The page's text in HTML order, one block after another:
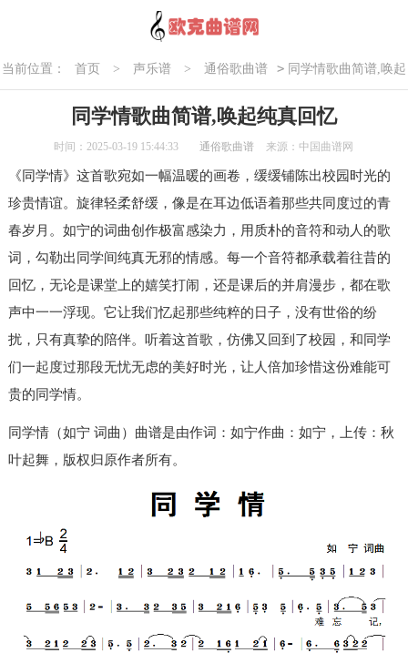
当前位置： 首页 > 声乐谱 > 通俗歌曲谱 > 同学情歌曲简谱,唤起
同学情歌曲简谱,唤起纯真回忆
时间：2025-03-19 15:44:33 通俗歌曲谱 来源：中国曲谱网
《同学情》这首歌宛如一幅温暖的画卷，缓缓铺陈出校园时光的
珍贵情谊。旋律轻柔舒缓，像是在耳边低语着那些共同度过的青
春岁月。如宁的词曲创作极富感染力，用质朴的音符和动人的歌
词，勾勒出同学间纯真无邪的情感。每一个音符都承载着往昔的
回忆，无论是课堂上的嬉笑打闹，还是课后的并肩漫步，都在歌
声中一一浮现。它让我们忆起那些纯粹的日子，没有世俗的纷
扰，只有真挚的陪伴。听着这首歌，仿佛又回到了校园，和同学
们一起度过那段无忧无虑的美好时光，让人倍加珍惜这份难能可
贵的同学情。
同学情（如宁 词曲）曲谱是由作词：如宁作曲：如宁，上传：秋
叶起舞，版权归原作者所有。